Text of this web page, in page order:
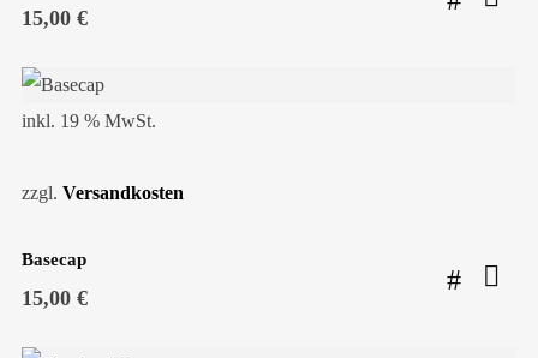
15,00 €
inkl. 19 % MwSt.
zzgl. Versandkosten
Basecap
15,00 €